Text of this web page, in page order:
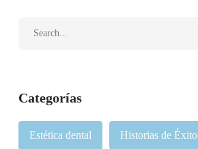
Categorías
Estética dental Historias de Éxito